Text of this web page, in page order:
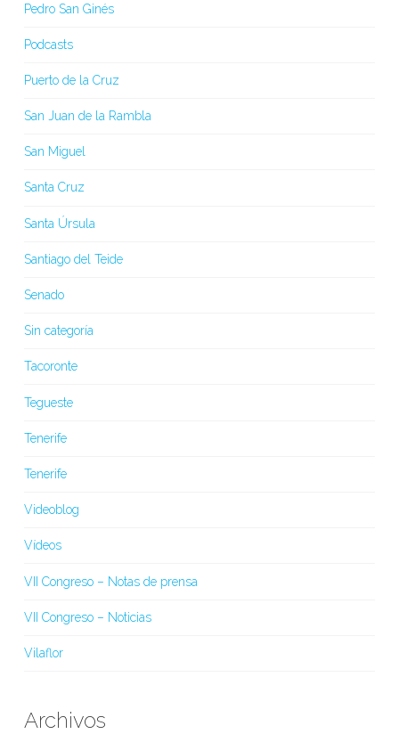
Pedro San Ginés
Podcasts
Puerto de la Cruz
San Juan de la Rambla
San Miguel
Santa Cruz
Santa Úrsula
Santiago del Teide
Senado
Sin categoría
Tacoronte
Tegueste
Tenerife
Tenerife
Videoblog
Vídeos
VII Congreso – Notas de prensa
VII Congreso – Noticias
Vilaflor
Archivos